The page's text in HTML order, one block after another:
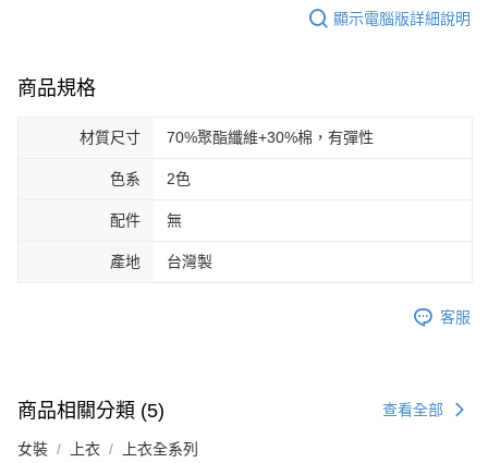
顯示電腦版詳細說明
商品規格
材質尺寸 70%聚酯纖維+30%棉，有彈性
色系 2色
配件 無
產地 台灣製
客服
商品相關分類 (5) 查看全部
女裝 上衣 上衣全系列